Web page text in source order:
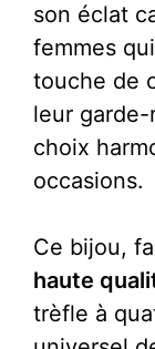
son éclat
femmes
touche de
leur
choix
occasions.
Ce bijou,
haute
trèfle à